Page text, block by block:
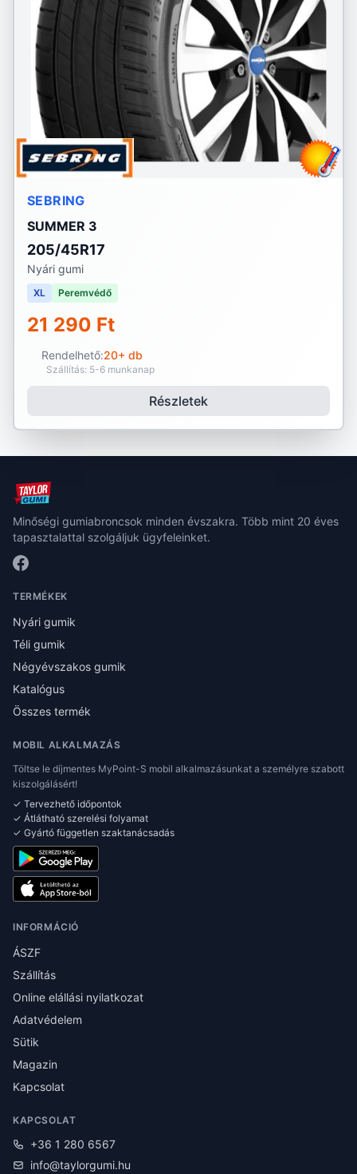
SEBRING
SUMMER 3
205/45R17
Nyári gumi
XL Peremvédő
21 290 Ft
Rendelhető:20+ db
Szállítás: 5-6 munkanap
Részletek
Minőségi gumiabroncsok minden évszakra. Több mint 20 éves
tapasztalattal szolgáljuk ügyfeleinket.
TERMÉKEK
Nyári gumik
Téli gumik
Négyévszakos gumik
Katalógus
Összes termék
MOBIL ALKALMAZÁS
Töltse le díjmentes MyPoint-S mobil alkalmazásunkat a személyre szabott
kiszolgálásért!
✓ Tervezhető időpontok
✓ Átlátható szerelési folyamat
✓ Gyártó független szaktanácsadás
INFORMÁCIÓ
ÁSZF
Szállítás
Online elállási nyilatkozat
Adatvédelem
Sütik
Magazin
Kapcsolat
KAPCSOLAT
+36 1 280 6567
info@taylorgumi.hu